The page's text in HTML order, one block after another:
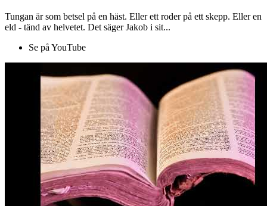
Tungan är som betsel på en häst. Eller ett roder på ett skepp. Eller en
eld - tänd av helvetet. Det säger Jakob i sit...
Se på YouTube